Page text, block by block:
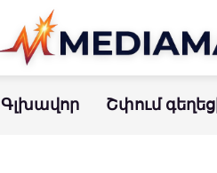
Գլխավոր Շփում